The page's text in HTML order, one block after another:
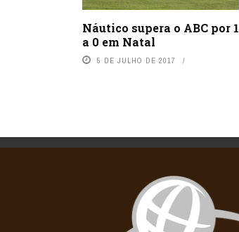
Náutico supera o ABC por 1
a 0 em Natal
5 DE JULHO DE 2017